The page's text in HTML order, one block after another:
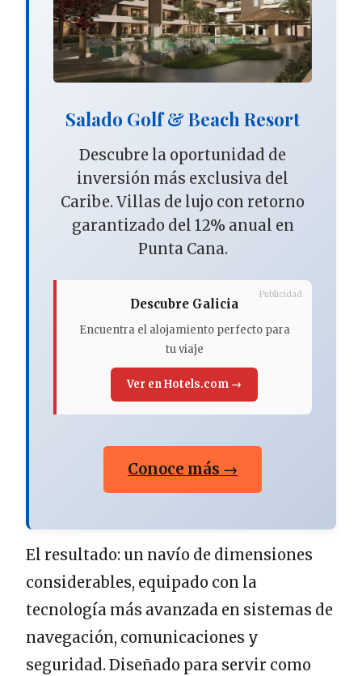
Salado Golf & Beach Resort
Descubre la oportunidad de
inversión más exclusiva del
Caribe. Villas de lujo con retorno
garantizado del 12% anual en
Punta Cana.
Descubre Galicia
Encuentra el alojamiento perfecto para
tu viaje
Ver en Hotels.com →
Publicidad
Conoce más →
El resultado: un navío de dimensiones
considerables, equipado con la
tecnología más avanzada en sistemas de
navegación, comunicaciones y
seguridad. Diseñado para servir como